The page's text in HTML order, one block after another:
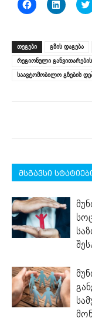
Click
to
(Opens
in
new
window)
Click
to
(Opens
in
new
window)
ᲗᲔᲒᲔᲑᲘ გზის დაგება
რეგიონული
საავტომობილო გზების
მსგავსი